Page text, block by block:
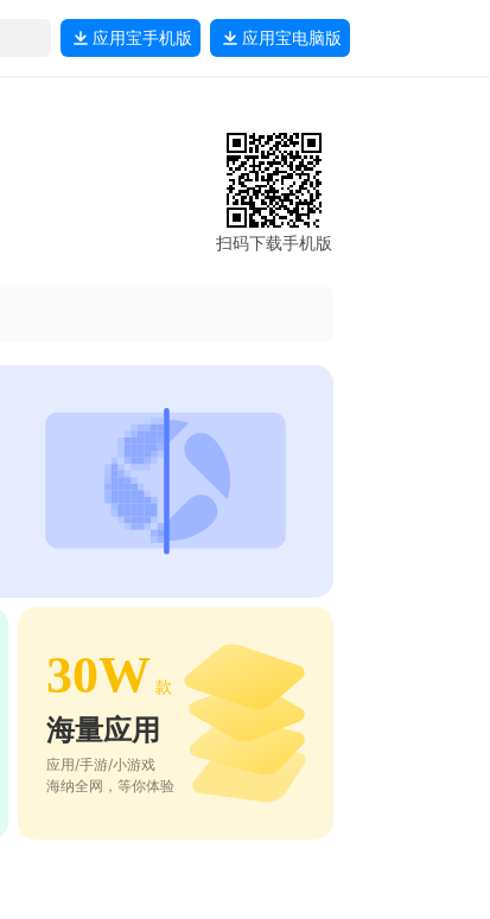
应用宝手机版 应用宝电脑版
扫码下载手机版
30W 款
海量应用
应用/手游/小游戏
海纳全网，等你体验